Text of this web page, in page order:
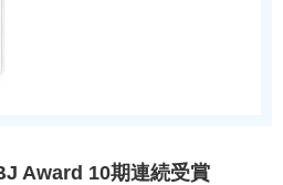
Award 10期連続受賞